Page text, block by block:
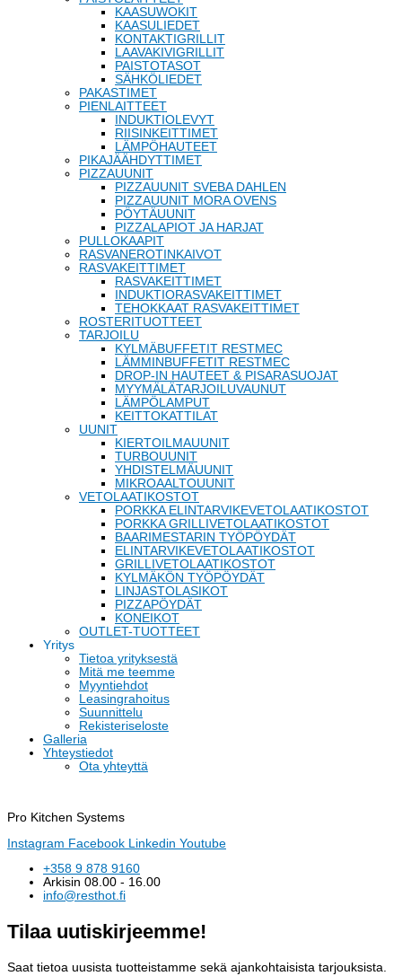
KAASUWOKIT
KAASULIEDET
KONTAKTIGRILLIT
LAAVAKIVIGRILLIT
PAISTOTASOT
SÄHKÖLIEDET
PAKASTIMET
PIENLAITTEET
INDUKTIOLEVYT
RIISINKEITTIMET
LÄMPÖHAUTEET
PIKAJÄÄHDYTTIMET
PIZZAUUNIT
PIZZAUUNIT SVEBA DAHLEN
PIZZAUUNIT MORA OVENS
PÖYTÄUUNIT
PIZZALAPIOT JA HARJAT
PULLOKAAPIT
RASVANEROTINKAIVOT
RASVAKEITTIMET
RASVAKEITTIMET
INDUKTIORASVAKEITTIMET
TEHOKKAAT RASVAKEITTIMET
ROSTERITUOTTEET
TARJOILU
KYLMÄBUFFETIT RESTMEC
LÄMMINBUFFETIT RESTMEC
DROP-IN HAUTEET & PISARASUOJAT
MYYMÄLÄTARJOILUVAUNUT
LÄMPÖLAMPUT
KEITTOKATTILAT
UUNIT
KIERTOILMAUUNIT
TURBOUUNIT
YHDISTELMÄUUNIT
MIKROAALTOUUNIT
VETOLAATIKOSTOT
PORKKA ELINTARVIKEVETOLAATIKOSTOT
PORKKA GRILLIVETOLAATIKOSTOT
BAARIMESTARIN TYÖPÖYDÄT
ELINTARVIKEVETOLAATIKOSTOT
GRILLIVETOLAATIKOSTOT
KYLMÄKÖN TYÖPÖYDÄT
LINJASTOLASIKOT
PIZZAPÖYDÄT
KONEIKOT
OUTLET-TUOTTEET
Yritys
Tietoa yrityksestä
Mitä me teemme
Myyntiehdot
Leasingrahoitus
Suunnittelu
Rekisteriseloste
Galleria
Yhteystiedot
Ota yhteyttä
Pro Kitchen Systems
Instagram Facebook Linkedin Youtube
+358 9 878 9160
Arkisin 08.00 - 16.00
info@resthot.fi
Tilaa uutiskirjeemme!
Saat tietoa uusista tuotteistamme sekä ajankohtaisista tarjouksista.